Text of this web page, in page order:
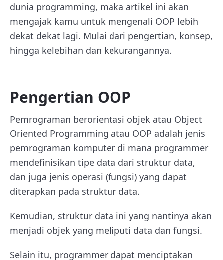
dunia programming, maka artikel ini akan
mengajak kamu untuk mengenali OOP lebih
dekat dekat lagi. Mulai dari pengertian, konsep,
hingga kelebihan dan kekurangannya.
Pengertian OOP
Pemrograman berorientasi objek atau Object
Oriented Programming atau OOP adalah jenis
pemrograman komputer di mana programmer
mendefinisikan tipe data dari struktur data,
dan juga jenis operasi (fungsi) yang dapat
diterapkan pada struktur data.
Kemudian, struktur data ini yang nantinya akan
menjadi objek yang meliputi data dan fungsi.
Selain itu, programmer dapat menciptakan